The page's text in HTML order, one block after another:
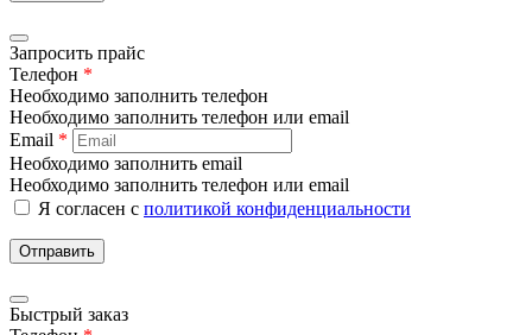
Запросить прайс
Телефон *
Необходимо заполнить телефон
Необходимо заполнить телефон или email
Email *
Необходимо заполнить email
Необходимо заполнить телефон или email
Я согласен с политикой конфиденциальности
Отправить
Быстрый заказ